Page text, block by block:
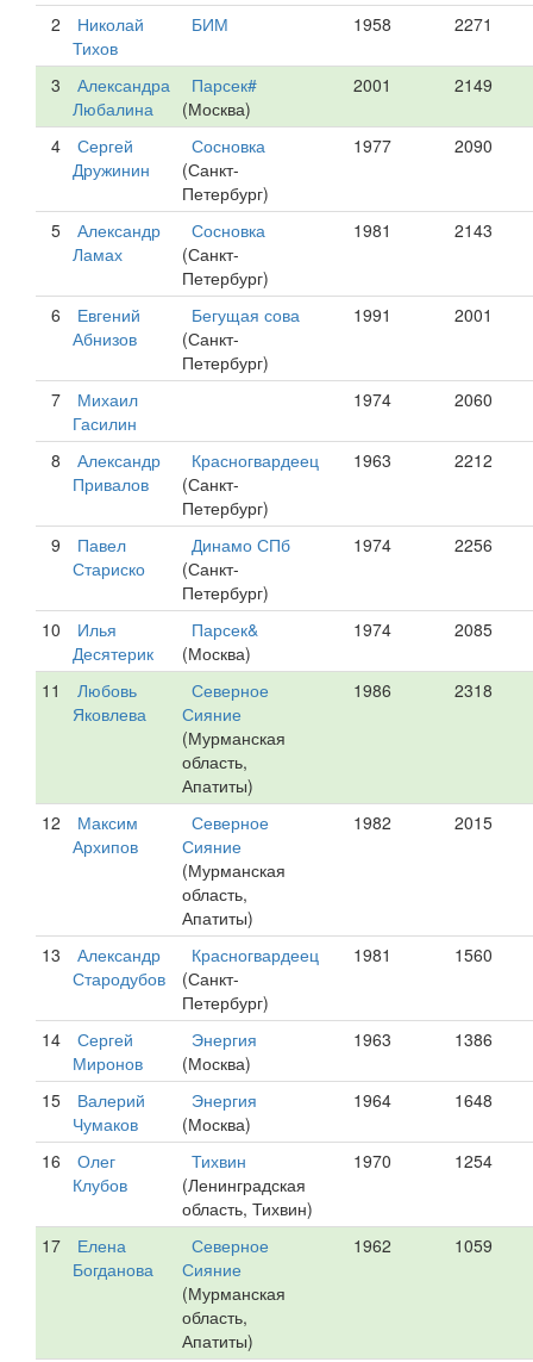
2
Николай
Тихов
БИМ 1958 2271
3
Александра
Любалина
Парсек#
(Москва)
2001 2149
4
Сергей
Дружинин
Сосновка
(Санкт-
Петербург)
1977 2090
5
Александр
Ламах
Сосновка
(Санкт-
Петербург)
1981 2143
6
Евгений
Абнизов
Бегущая сова
(Санкт-
Петербург)
1991 2001
7
Михаил
Гасилин
1974 2060
8
Александр
Привалов
Красногвардеец
(Санкт-
Петербург)
1963 2212
9
Павел
Стариско
Динамо СПб
(Санкт-
Петербург)
1974 2256
10
Илья
Десятерик
Парсек&
(Москва)
1974 2085
11
Любовь
Яковлева
Северное
Сияние
(Мурманская
область,
Апатиты)
1986 2318
12
Максим
Архипов
Северное
Сияние
(Мурманская
область,
Апатиты)
1982 2015
13
Александр
Стародубов
Красногвардеец
(Санкт-
Петербург)
1981 1560
14
Сергей
Миронов
Энергия
(Москва)
1963 1386
15
Валерий
Чумаков
Энергия
(Москва)
1964 1648
16
Олег
Клубов
Тихвин
(Ленинградская
область, Тихвин)
1970 1254
17
Елена
Богданова
Северное
Сияние
(Мурманская
область,
Апатиты)
1962 1059